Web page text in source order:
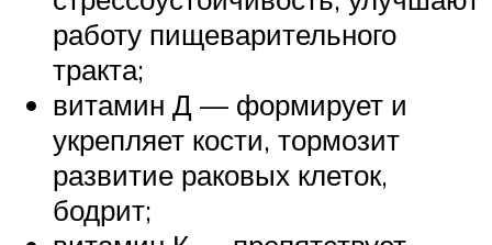
работу пищеварительного
тракта;
витамин Д — формирует и
укрепляет кости, тормозит
развитие раковых клеток,
бодрит;